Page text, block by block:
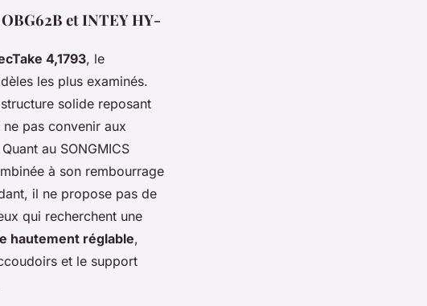
et INTEY HY-
4,1793, le
les plus examinés.
solide reposant
pas convenir aux
au SONGMICS
à son rembourrage
il ne propose pas de
qui recherchent une
hautement réglable,
et le support